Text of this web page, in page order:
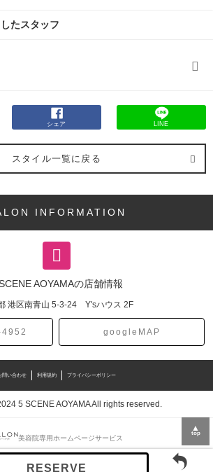
たスタッフ
シェア LINE
スタイル一覧に戻る
INFORMATION
AOYAMAの店舗情報
港区南青山 5-3-24 Y'sハウス 2F
googleMAP
問い合わせ 利用規約 プライバシーポリシー
5 SCENE AOYAMA All rights reserved.
美容院専用ホームページサービス
▲
top